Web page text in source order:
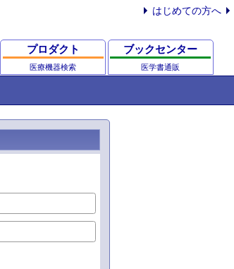
はじめての方へ
プロダクト
医療機器検索
ブックセンター
医学書通販